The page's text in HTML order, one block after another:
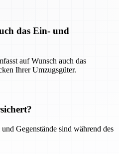
das Ein- und
auf Wunsch auch das
Ihrer Umzugsgüter.
Gegenstände sind während des